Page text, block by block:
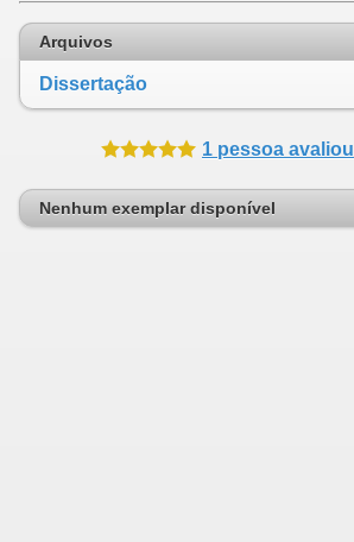
Arquivos
Dissertação
1 pessoa avaliou
Nenhum exemplar disponível